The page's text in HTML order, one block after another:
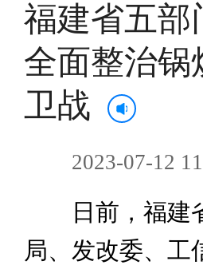
福建省五部
全面整治锅
卫战
2023-07-12
日前，福建省
局、发改委、工